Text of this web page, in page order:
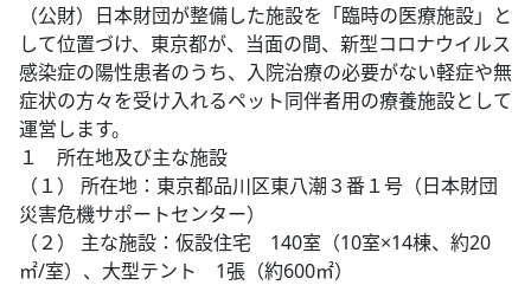
（公財）日本財団が整備した施設を「臨時の医療施設」と
して位置づけ、東京都が、当面の間、新型コロナウイルス
感染症の陽性患者のうち、入院治療の必要がない軽症や無
症状の方々を受け入れるペット同伴者用の療養施設として
運営します。
１ 所在地及び主な施設
（１） 所在地：東京都品川区東八潮３番１号（日本財団
災害危機サポートセンター）
（２） 主な施設：仮設住宅 140室（10室×14棟、約20
㎡/室）、大型テント 1張（約600㎡）